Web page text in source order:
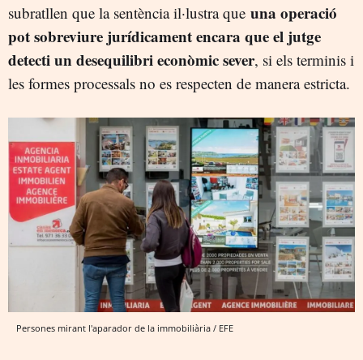
subratllen que la sentència il·lustra que una operació
pot sobreviure jurídicament encara que el jutge
detecti un desequilibri econòmic sever, si els terminis i
les formes processals no es respecten de manera estricta.
Persones mirant l'aparador de la immobiliària / EFE